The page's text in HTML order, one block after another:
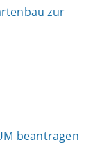
zur
beantragen